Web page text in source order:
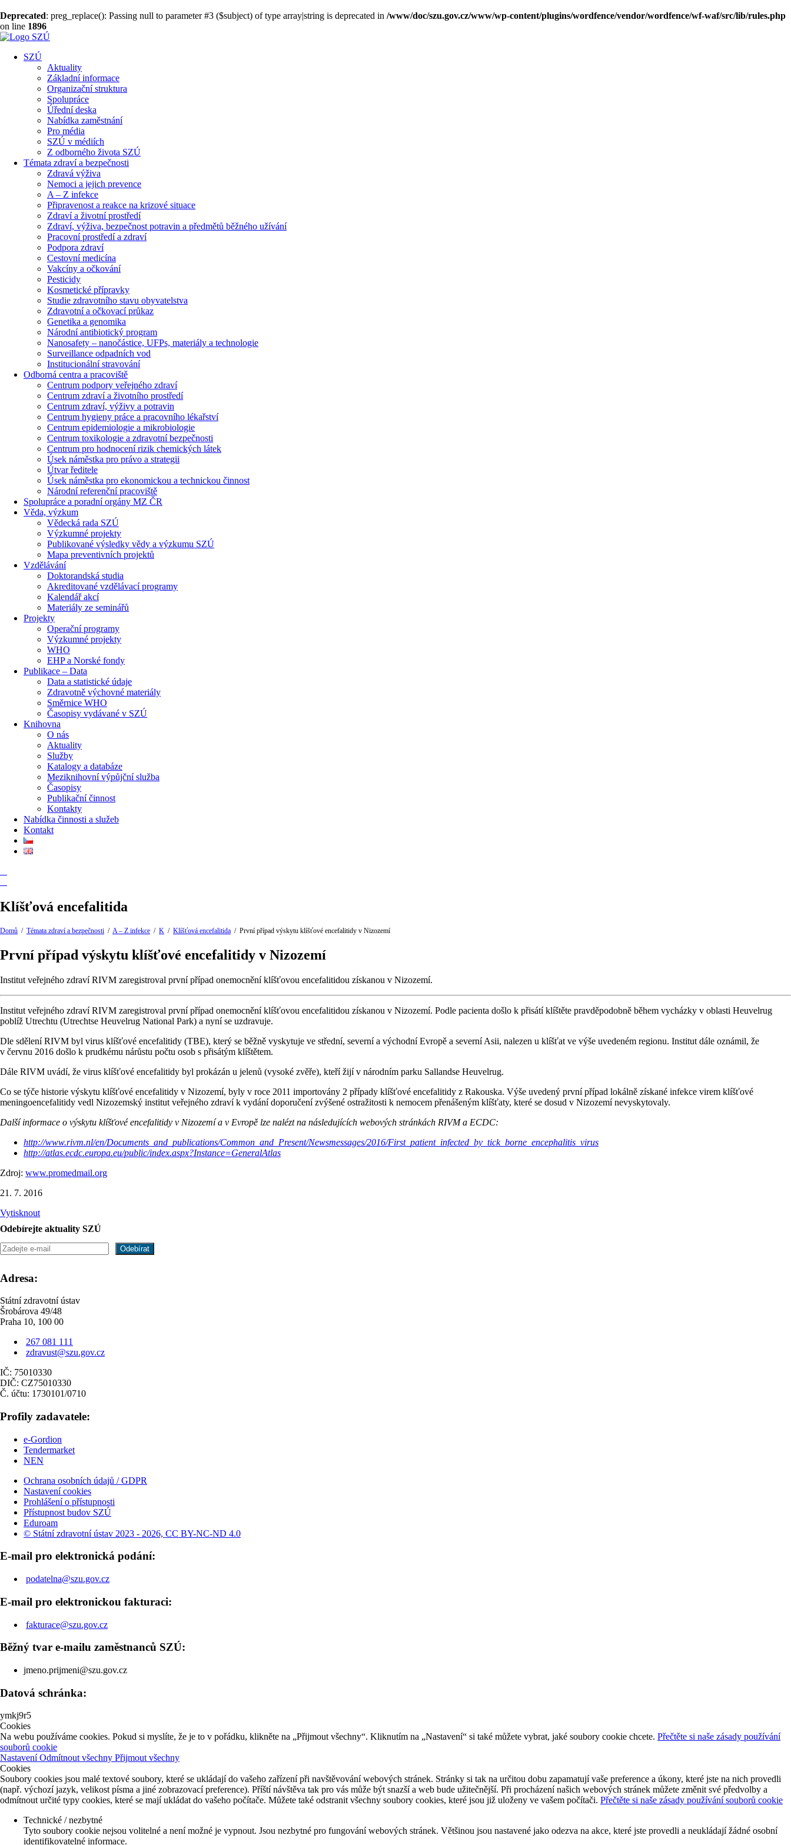
Deprecated: preg_replace(): Passing null to parameter #3 ($subject) of type array|string is deprecated in /www/doc/szu.gov.cz/www/wp-content/plugins/wordfence/vendor/wordfence/wf-waf/src/lib/rules.php
on line 1896
SZÚ
Aktuality
Základní informace
Organizační struktura
Spolupráce
Úřední deska
Nabídka zaměstnání
Pro média
SZÚ v médiích
Z odborného života SZÚ
Témata zdraví a bezpečnosti
Zdravá výživa
Nemoci a jejich prevence
A – Z infekce
Připravenost a reakce na krizové situace
Zdraví a životní prostředí
Zdraví, výživa, bezpečnost potravin a předmětů běžného užívání
Pracovní prostředí a zdraví
Podpora zdraví
Cestovní medicína
Vakcíny a očkování
Pesticidy
Kosmetické přípravky
Studie zdravotního stavu obyvatelstva
Zdravotní a očkovací průkaz
Genetika a genomika
Národní antibiotický program
Nanosafety – nanočástice, UFPs, materiály a technologie
Surveillance odpadních vod
Institucionální stravování
Odborná centra a pracoviště
Centrum podpory veřejného zdraví
Centrum zdraví a životního prostředí
Centrum zdraví, výživy a potravin
Centrum hygieny práce a pracovního lékařství
Centrum epidemiologie a mikrobiologie
Centrum toxikologie a zdravotní bezpečnosti
Centrum pro hodnocení rizik chemických látek
Úsek náměstka pro právo a strategii
Útvar ředitele
Úsek náměstka pro ekonomickou a technickou činnost
Národní referenční pracoviště
Spolupráce a poradní orgány MZ ČR
Věda, výzkum
Vědecká rada SZÚ
Výzkumné projekty
Publikované výsledky vědy a výzkumu SZÚ
Mapa preventivních projektů
Vzdělávání
Doktorandská studia
Akreditované vzdělávací programy
Kalendář akcí
Materiály ze seminářů
Projekty
Operační programy
Výzkumné projekty
WHO
EHP a Norské fondy
Publikace – Data
Data a statistické údaje
Zdravotně výchovné materiály
Směrnice WHO
Časopisy vydávané v SZÚ
Knihovna
O nás
Aktuality
Služby
Katalogy a databáze
Meziknihovní výpůjční služba
Časopisy
Publikační činnost
Kontakty
Nabídka činnosti a služeb
Kontakt
Klíšťová encefalitida
Domů / Témata zdraví a bezpečnosti / A – Z infekce / K / Klíšťová encefalitida / První případ výskytu klíšťové encefalitidy v Nizozemí
První případ výskytu klíšťové encefalitidy v Nizozemí
Institut veřejného zdraví RIVM zaregistroval první případ onemocnění klíšťovou encefalitidou získanou v Nizozemí.
Institut veřejného zdraví RIVM zaregistroval první případ onemocnění klíšťovou encefalitidou získanou v Nizozemí. Podle pacienta došlo k přisátí klíštěte pravděpodobně během vycházky v oblasti Heuvelrug
poblíž Utrechtu (Utrechtse Heuvelrug National Park) a nyní se uzdravuje.
Dle sdělení RIVM byl virus klíšťové encefalitidy (TBE), který se běžně vyskytuje ve střední, severní a východní Evropě a severní Asii, nalezen u klíšťat ve výše uvedeném regionu. Institut dále oznámil, že
v červnu 2016 došlo k prudkému nárůstu počtu osob s přisátým klíštětem.
Dále RIVM uvádí, že virus klíšťové encefalitidy byl prokázán u jelenů (vysoké zvěře), kteří žijí v národním parku Sallandse Heuvelrug.
Co se týče historie výskytu klíšťové encefalitidy v Nizozemí, byly v roce 2011 importovány 2 případy klíšťové encefalitidy z Rakouska. Výše uvedený první případ lokálně získané infekce virem klíšťové
meningoencefalitidy vedl Nizozemský institut veřejného zdraví k vydání doporučení zvýšené ostražitosti k nemocem přenášeným klíšťaty, které se dosud v Nizozemí nevyskytovaly.
Další informace o výskytu klíšťové encefalitidy v Nizozemí a v Evropě lze nalézt na následujících webových stránkách RIVM a ECDC:
http://www.rivm.nl/en/Documents_and_publications/Common_and_Present/Newsmessages/2016/First_patient_infected_by_tick_borne_encephalitis_virus
http://atlas.ecdc.europa.eu/public/index.aspx?Instance=GeneralAtlas
Zdroj: www.promedmail.org
21. 7. 2016
Vytisknout
Odebírejte aktuality SZÚ
Adresa:
Státní zdravotní ústav
Šrobárova 49/48
Praha 10, 100 00
267 081 111
zdravust@szu.gov.cz
IČ: 75010330
DIČ: CZ75010330
Č. účtu: 1730101/0710
Profily zadavatele:
e-Gordion
Tendermarket
NEN
Ochrana osobních údajů / GDPR
Nastavení cookies
Prohlášení o přístupnosti
Přístupnost budov SZÚ
Eduroam
© Státní zdravotní ústav 2023 - 2026, CC BY-NC-ND 4.0
E-mail pro elektronická podání:
podatelna@szu.gov.cz
E-mail pro elektronickou fakturaci:
fakturace@szu.gov.cz
Běžný tvar e-mailu zaměstnanců SZÚ:
jmeno.prijmeni@szu.gov.cz
Datová schránka:
ymkj9r5
Cookies
Na webu používáme cookies. Pokud si myslíte, že je to v pořádku, klikněte na „Přijmout všechny“. Kliknutím na „Nastavení“ si také můžete vybrat, jaké soubory cookie chcete. Přečtěte si naše zásady používání
souborů cookie
NastaveníOdmítnout všechny Přijmout všechny
Cookies
Soubory cookies jsou malé textové soubory, které se ukládají do vašeho zařízení při navštěvování webových stránek. Stránky si tak na určitou dobu zapamatují vaše preference a úkony, které jste na nich provedli
(např. výchozí jazyk, velikost písma a jiné zobrazovací preference). Příští návštěva tak pro vás může být snazší a web bude užitečnější. Při procházení našich webových stránek můžete změnit své předvolby a
odmítnout určité typy cookies, které se mají ukládat do vašeho počítače. Můžete také odstranit všechny soubory cookies, které jsou již uloženy ve vašem počítači. Přečtěte si naše zásady používání souborů cookie
Technické / nezbytné
Tyto soubory cookie nejsou volitelné a není možné je vypnout. Jsou nezbytné pro fungování webových stránek. Většinou jsou nastavené jako odezva na akce, které jste provedli a neukládají žádné osobní
identifikovatelné informace.